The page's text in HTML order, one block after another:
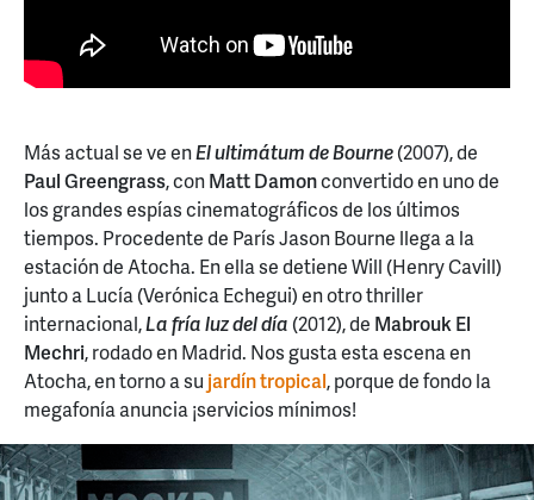
Más actual se ve enEl ultimátum de Bourne(2007), de
Paul Greengrass, conMatt Damonconvertido en uno de
los grandes espías cinematográficos de los últimos
tiempos. Procedente de París Jason Bourne llega a la
estación de Atocha. En ella se detiene Will (Henry Cavill)
junto a Lucía (Verónica Echegui) en otro thriller
internacional,La fría luz del día (2012), de Mabrouk El
Mechri, rodado en Madrid. Nos gusta esta escena en
Atocha, en torno a su jardín tropical, porque de fondo la
megafonía anuncia ¡servicios mínimos!